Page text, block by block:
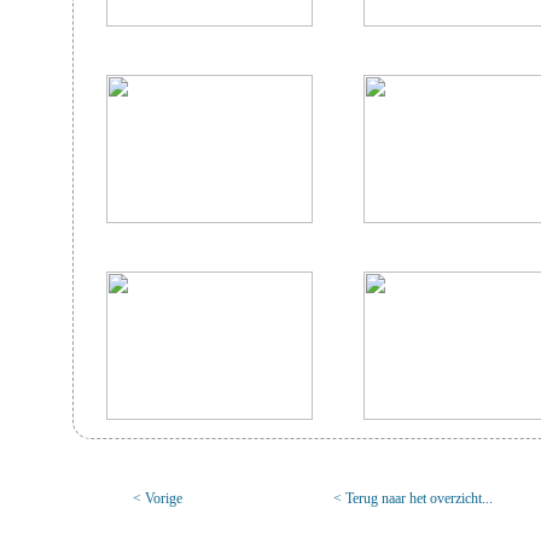
< Vorige < Terug naar het overzicht...